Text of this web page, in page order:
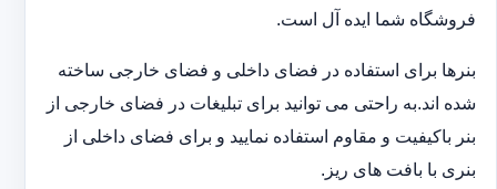
فروشگاه شما ایده آل است.
بنرها برای استفاده در فضای داخلی و فضای خارجی ساخته
شده اند.به راحتی می توانید برای تبلیغات در فضای خارجی از
بنر باکیفیت و مقاوم استفاده نمایید و برای فضای داخلی از
بنری با بافت های ریز.